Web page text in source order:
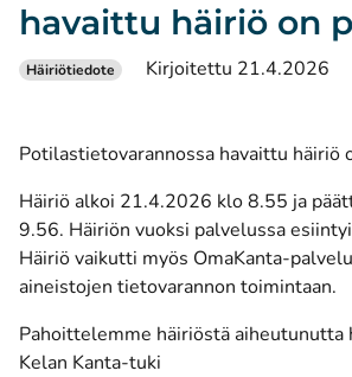
havaittu häiriö on
Häiriötiedote Kirjoitettu 21.4.2026
Potilastietovarannossa havaittu häiriö
Häiriö alkoi 21.4.2026 klo 8.55 ja
9.56. Häiriön vuoksi palvelussa
Häiriö vaikutti myös OmaKanta-
aineistojen tietovarannon toimintaan.
Pahoittelemme häiriöstä aiheutunutta
Kelan Kanta-tuki